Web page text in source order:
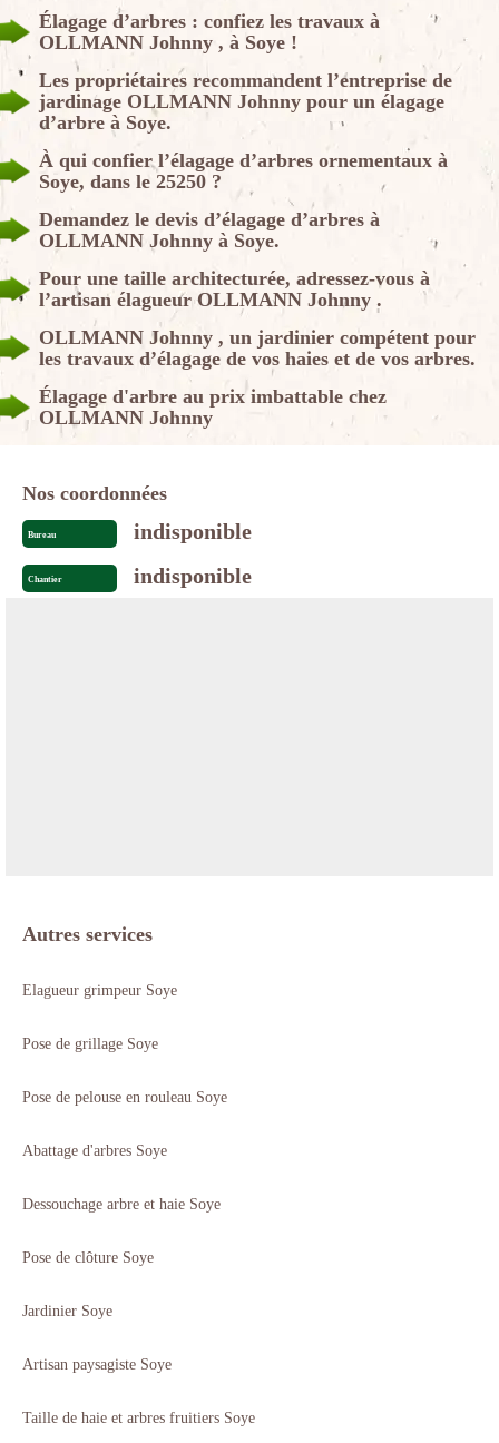
Élagage d’arbres : confiez les travaux à
OLLMANN Johnny , à Soye !
Les propriétaires recommandent l’entreprise de
jardinage OLLMANN Johnny pour un élagage
d’arbre à Soye.
À qui confier l’élagage d’arbres ornementaux à
Soye, dans le 25250 ?
Demandez le devis d’élagage d’arbres à
OLLMANN Johnny à Soye.
Pour une taille architecturée, adressez-vous à
l’artisan élagueur OLLMANN Johnny .
OLLMANN Johnny , un jardinier compétent pour
les travaux d’élagage de vos haies et de vos arbres.
Élagage d'arbre au prix imbattable chez
OLLMANN Johnny
Nos coordonnées
Bureau indisponible
Chantier indisponible
Autres services
Elagueur grimpeur Soye
Pose de grillage Soye
Pose de pelouse en rouleau Soye
Abattage d'arbres Soye
Dessouchage arbre et haie Soye
Pose de clôture Soye
Jardinier Soye
Artisan paysagiste Soye
Taille de haie et arbres fruitiers Soye